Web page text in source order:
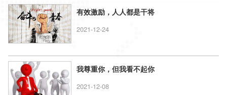
有效激励，人人都是干将
2021-12-24
我尊重你，但我看不起你
2021-12-08